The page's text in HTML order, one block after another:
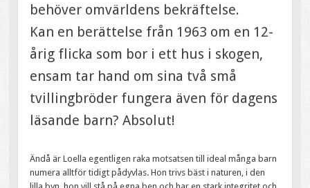
behöver omvärldens bekräftelse.
Kan en berättelse från 1963 om en 12-
årig flicka som bor i ett hus i skogen,
ensam tar hand om sina två små
tvillingbröder fungera även för dagens
läsande barn? Absolut!
Ändå är Loella egentligen raka motsatsen till ideal många barn
numera alltför tidigt pådyvlas. Hon trivs bäst i naturen, i den